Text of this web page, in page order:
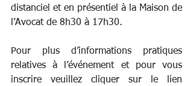
distanciel et en présentiel à la Maison de
l’Avocat de 8h30 à 17h30.
Pour plus d’informations pratiques
relatives à l’événement et pour vous
inscrire veuillez cliquer sur le lien